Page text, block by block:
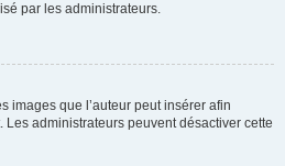
par les administrateurs.
images que l’auteur peut insérer afin
Les administrateurs peuvent désactiver cette